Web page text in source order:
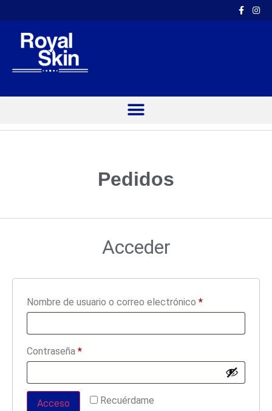
Pedidos
Acceder
Nombre de usuario o correo electrónico *
Contraseña *
Recuérdame
Acceso